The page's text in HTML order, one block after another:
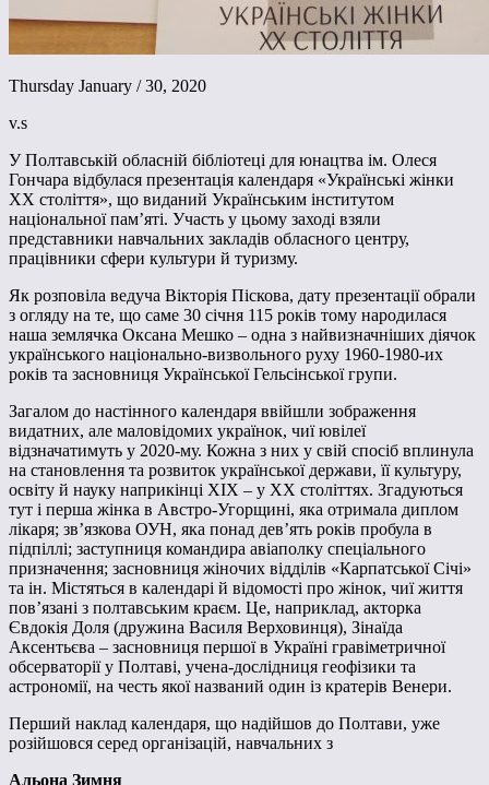
Thursday January / 30, 2020
v.s
У Полтавській обласній бібліотеці для юнацтва ім. Олеся
Гончара відбулася презентація календаря «Українські жінки
ХХ століття», що виданий Українським інститутом
національної пам’яті. Участь у цьому заході взяли
представники навчальних закладів обласного центру,
працівники сфери культури й туризму.
Як розповіла ведуча Вікторія Піскова, дату презентації обрали
з огляду на те, що саме 30 січня 115 років тому народилася
наша землячка Оксана Мешко – одна з найвизначніших діячок
українського національно-визвольного руху 1960-1980-их
років та засновниця Української Гельсінської групи.
Загалом до настінного календаря ввійшли зображення
видатних, але маловідомих українок, чиї ювілеї
відзначатимуть у 2020-му. Кожна з них у свій спосіб вплинула
на становлення та розвиток української держави, її культуру,
освіту й науку наприкінці ХІХ – у ХХ століттях. Згадуються
тут і перша жінка в Австро-Угорщині, яка отримала диплом
лікаря; зв’язкова ОУН, яка понад дев’ять років пробула в
підпіллі; заступниця командира авіаполку спеціального
призначення; засновниця жіночих відділів «Карпатської Січі»
та ін. Містяться в календарі й відомості про жінок, чиї життя
пов’язані з полтавським краєм. Це, наприклад, акторка
Євдокія Доля (дружина Василя Верховинця), Зінаїда
Аксентьєва – засновниця першої в Україні гравіметричної
обсерваторії у Полтаві, учена-дослідниця геофізики та
астрономії, на честь якої названий один із кратерів Венери.
Перший наклад календаря, що надійшов до Полтави, уже
розійшовся серед організацій, навчальних з
Альона Зимня